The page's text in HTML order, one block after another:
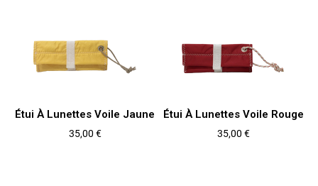
Étui À Lunettes Voile Jaune
Prix
35,00 €
Étui À Lunettes Voile Rouge
Prix
35,00 €